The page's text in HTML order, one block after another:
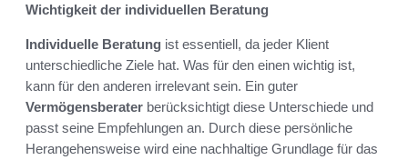
Wichtigkeit der individuellen Beratung
Individuelle Beratung ist essentiell, da jeder Klient
unterschiedliche Ziele hat. Was für den einen wichtig ist,
kann für den anderen irrelevant sein. Ein guter
Vermögensberater berücksichtigt diese Unterschiede und
passt seine Empfehlungen an. Durch diese persönliche
Herangehensweise wird eine nachhaltige Grundlage für das